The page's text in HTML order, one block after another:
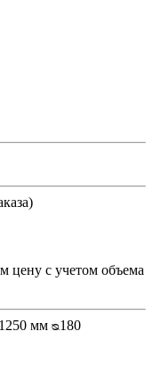
цену с учетом объема
мм ᴓ180